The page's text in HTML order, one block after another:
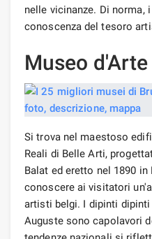
nelle vicinanze. Di
conoscenza del tesoro
Museo
Si trova nel maestoso
Reali di Belle Arti,
Balat ed eretto nel 1890 in
conoscere ai visitatori
artisti belgi. I dipinti dipinti
Auguste sono capolavori